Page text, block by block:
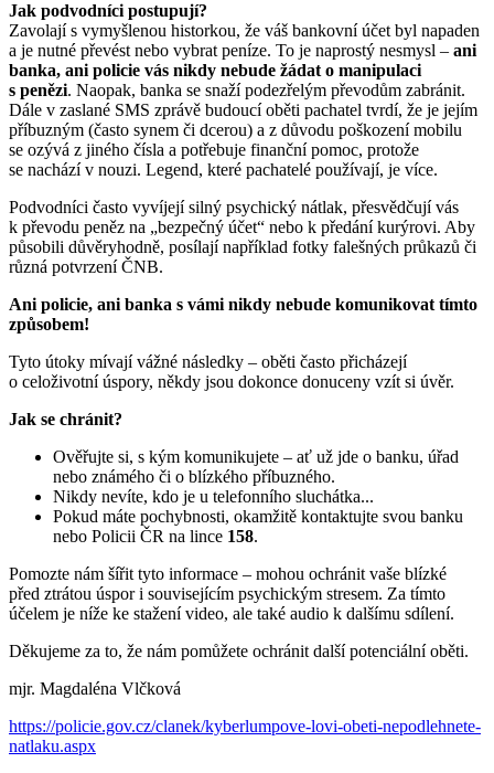
Jak podvodníci postupují?
Zavolají s vymyšlenou historkou, že váš bankovní účet byl napaden
a je nutné převést nebo vybrat peníze. To je naprostý nesmysl – ani
banka, ani policie vás nikdy nebude žádat o manipulaci
s penězi. Naopak, banka se snaží podezřelým převodům zabránit.
Dále v zaslané SMS zprávě budoucí oběti pachatel tvrdí, že je jejím
příbuzným (často synem či dcerou) a z důvodu poškození mobilu
se ozývá z jiného čísla a potřebuje finanční pomoc, protože
se nachází v nouzi. Legend, které pachatelé používají, je více.
Podvodníci často vyvíjejí silný psychický nátlak, přesvědčují vás
k převodu peněz na „bezpečný účet“ nebo k předání kurýrovi. Aby
působili důvěryhodně, posílají například fotky falešných průkazů či
různá potvrzení ČNB.
Ani policie, ani banka s vámi nikdy nebude komunikovat tímto
způsobem!
Tyto útoky mívají vážné následky – oběti často přicházejí
o celoživotní úspory, někdy jsou dokonce donuceny vzít si úvěr.
Jak se chránit?
Ověřujte si, s kým komunikujete – ať už jde o banku, úřad
nebo známého či o blízkého příbuzného.
Nikdy nevíte, kdo je u telefonního sluchátka...
Pokud máte pochybnosti, okamžitě kontaktujte svou banku
nebo Policii ČR na lince 158.
Pomozte nám šířit tyto informace – mohou ochránit vaše blízké
před ztrátou úspor i souvisejícím psychickým stresem. Za tímto
účelem je níže ke stažení video, ale také audio k dalšímu sdílení.
Děkujeme za to, že nám pomůžete ochránit další potenciální oběti.
mjr. Magdaléna Vlčková
https://policie.gov.cz/clanek/kyberlumpove-lovi-obeti-nepodlehnete-
natlaku.aspx